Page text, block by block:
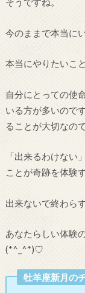
今のままで本当に
本当にやりたいこ
自分にとっての使
いる方が多いので
ることが大切なので
「出来るわけない
ことが奇跡を体験
出来ないで終わら
あなたらしい体験
(*^_^*)♡
牡羊座新月の